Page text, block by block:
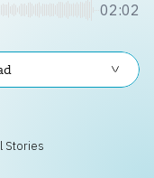
02:02
Stories